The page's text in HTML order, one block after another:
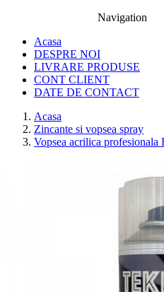
Navigation
Acasa
DESPRE NOI
LIVRARE PRODUSE
CONT CLIENT
DATE DE CONTACT
Acasa
Zincante si vopsea spray
Vopsea acrilica